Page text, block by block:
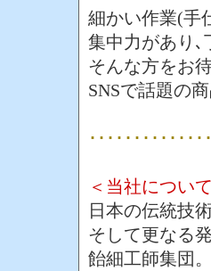
細かい作業(手
集中力があり､
そんな方をお
SNSで話題の
････････････
＜当社につい
日本の伝統技
そして更なる
飴細工師集団